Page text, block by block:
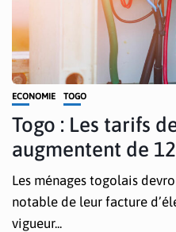
ECONOMIE TOGO
Togo : Les tarifs
augmentent de
Les ménages togolais
notable de leur facture
vigueur...